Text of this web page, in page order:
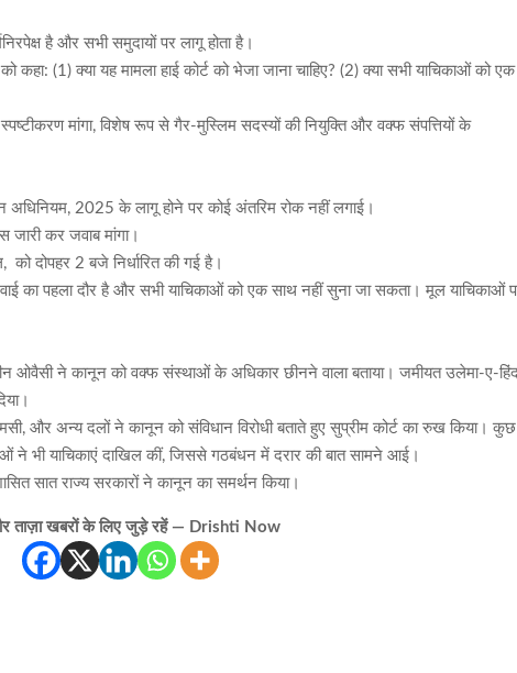
है और सभी समुदायों पर लागू होता है।
कहा: (1) क्या यह मामला हाई कोर्ट को भेजा जाना चाहिए? (2) क्या सभी याचिकाओं को एक
मांगा, विशेष रूप से गैर-मुस्लिम सदस्यों की नियुक्ति और वक्फ संपत्तियों के
अधिनियम, 2025 के लागू होने पर कोई अंतरिम रोक नहीं लगाई।
जारी कर जवाब मांगा।
दोपहर 2 बजे निर्धारित की गई है।
का पहला दौर है और सभी याचिकाओं को एक साथ नहीं सुना जा सकता। मूल याचिकाओं
ओवैसी ने कानून को वक्फ संस्थाओं के अधिकार छीनने वाला बताया। जमीयत उलेमा-ए-
और अन्य दलों ने कानून को संविधान विरोधी बताते हुए सुप्रीम कोर्ट का रुख किया। कुछ
भी याचिकाएं दाखिल कीं, जिससे गठबंधन में दरार की बात सामने आई।
सात राज्य सरकारों ने कानून का समर्थन किया।
ताज़ा खबरों के लिए जुड़े रहें — Drishti Now